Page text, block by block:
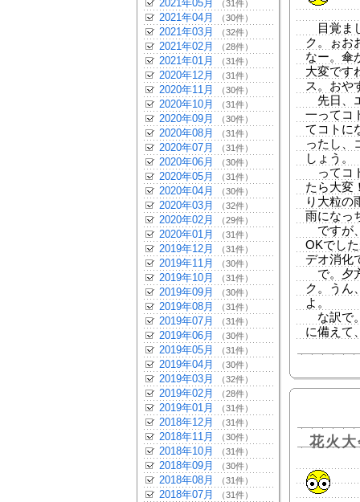
2021年05月 （31件）
2021年04月 （30件）
2021年03月 （32件）
2021年02月 （28件）
2021年01月 （31件）
2020年12月 （31件）
2020年11月 （30件）
2020年10月 （31件）
2020年09月 （30件）
2020年08月 （31件）
2020年07月 （31件）
2020年06月 （30件）
2020年05月 （31件）
2020年04月 （30件）
2020年03月 （32件）
2020年02月 （29件）
2020年01月 （31件）
2019年12月 （31件）
2019年11月 （30件）
2019年10月 （31件）
2019年09月 （30件）
2019年08月 （31件）
2019年07月 （31件）
2019年06月 （30件）
2019年05月 （31件）
2019年04月 （30件）
2019年03月 （32件）
2019年02月 （28件）
2019年01月 （31件）
2018年12月 （31件）
2018年11月 （30件）
2018年10月 （31件）
2018年09月 （30件）
2018年08月 （31件）
2018年07月 （31件）
目覚ま
ク。ぉお
なー。傘
大変です
ス。おや
先日、
一ってコ
てコトに
ったし、
しょう。
ってコ
たら大変
り大粒の
雨になっ
ですが
OKでし
デオ消化
で。夕
ク。うん
よ。
な訳で
に備え
花火